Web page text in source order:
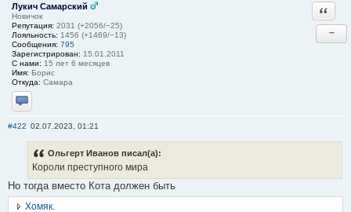
Лукич Самарский
Новичок
Репутация: 2031 (+2056/−25)
Лояльность: 1456 (+1469/−13)
Сообщения: 795
Зарегистрирован: 15.01.2011
С нами: 15 лет 6 месяцев
Имя: Борис
Откуда: Самара
Отправить личное сообщение
−
#422 02.07.2023, 01:21
Ольгерт Иванов писал(а):
Короли преступного мира
Но тогда вместо Кота должен быть
Хомяк.